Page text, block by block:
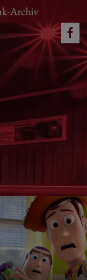
Archiv